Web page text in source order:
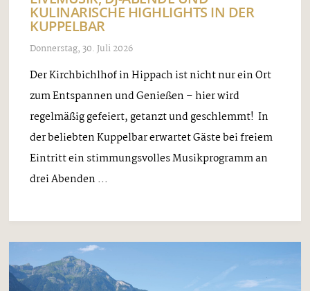
KULINARISCHE HIGHLIGHTS IN DER
KUPPELBAR
Donnerstag, 30. Juli 2026
Der Kirchbichlhof in Hippach ist nicht nur ein Ort
zum Entspannen und Genießen – hier wird
regelmäßig gefeiert, getanzt und geschlemmt! In
der beliebten Kuppelbar erwartet Gäste bei freiem
Eintritt ein stimmungsvolles Musikprogramm an
drei Abenden ...